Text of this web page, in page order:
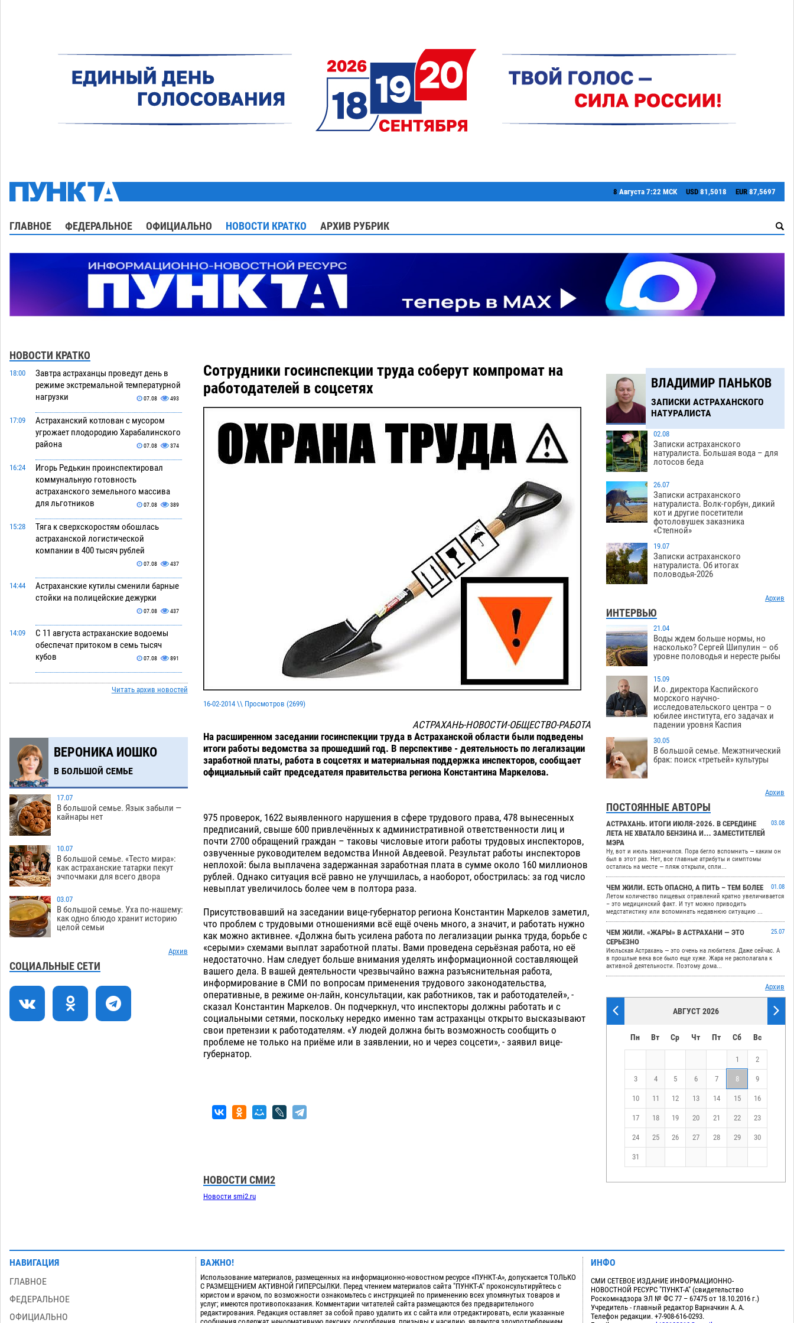
8 Августа 7:22 МСК USD 81,5018 EUR 87,5697
ГЛАВНОЕ ФЕДЕРАЛЬНОЕ ОФИЦИАЛЬНО НОВОСТИ КРАТКО АРХИВ РУБРИК
НОВОСТИ КРАТКО
18:00
Завтра астраханцы проведут день в
режиме экстремальной температурной
нагрузки
07.08 493
17:09
Астраханский котлован с мусором
угрожает плодородию Харабалинского
района
07.08 374
16:24
Игорь Редькин проинспектировал
коммунальную готовность
астраханского земельного массива
для льготников
07.08 389
15:28
Тяга к сверхскоростям обошлась
астраханской логистической
компании в 400 тысяч рублей
07.08 437
14:44
Астраханские кутилы сменили барные
стойки на полицейские дежурки
07.08 437
14:09
С 11 августа астраханские водоемы
обеспечат притоком в семь тысяч
кубов
07.08 891
Астраханский аэропорт попробует
отбиться от ворон в апелляционном
древнюю помойку
11:58
В Астрахани подросток угнал
мотоцикл и похитил чужие мобильник
с банковскими картами
07.08 393
11:20
Астраханцев ждут на парковом газоне
с призами и эрмитажными котами
10:43
Астраханский суд встал на сторону
МЧС в споре за возврат униформы
07.08
10:02
На Всероссийской Спартакиаде
астраханские гандболисты уступили
казанским «драконам»
Краснодарской в Астрахани
08:47
Астраханский суд оценил четыре удара
по голове полицейского в сто тысяч
рублей
Читать архив новостей
ВЕРОНИКА ИОШКО
В БОЛЬШОЙ СЕМЬЕ
17.07
В большой семье. Язык забыли —
кайнары нет
10.07
В большой семье. «Тесто мира»:
как астраханские татарки пекут
эчпочмаки для всего двора
03.07
В большой семье. Уха по-нашему:
как одно блюдо хранит историю
целой семьи
Архив
СОЦИАЛЬНЫЕ СЕТИ
Сотрудники госинспекции труда соберут компромат на
работодателей в соцсетях
16-02-2014 \\ Просмотров (2699)
АСТРАХАНЬ-НОВОСТИ-ОБЩЕСТВО-РАБОТА
На расширенном заседании госинспекции труда в Астраханской области были подведены
итоги работы ведомства за прошедший год. В перспективе - деятельность по легализации
заработной платы, работа в соцсетях и материальная поддержка инспекторов, сообщает
официальный сайт председателя правительства региона Константина Маркелова.
975 проверок, 1622 выявленного нарушения в сфере трудового права, 478 вынесенных
предписаний, свыше 600 привлечённых к административной ответственности лиц и
почти 2700 обращений граждан – таковы числовые итоги работы трудовых инспекторов,
озвученные руководителем ведомства Инной Авдеевой. Результат работы инспекторов
неплохой: была выплачена задержанная заработная плата в сумме около 160 миллионов
рублей. Однако ситуация всё равно не улучшилась, а наоборот, обострилась: за год число
невыплат увеличилось более чем в полтора раза.
Присутствовавший на заседании вице-губернатор региона Константин Маркелов заметил,
что проблем с трудовыми отношениями всё ещё очень много, а значит, и работать нужно
как можно активнее. «Должна быть усилена работа по легализации рынка труда, борьбе с
«серыми» схемами выплат заработной платы. Вами проведена серьёзная работа, но её
недостаточно. Нам следует больше внимания уделять информационной составляющей
вашего дела. В вашей деятельности чрезвычайно важна разъяснительная работа,
информирование в СМИ по вопросам применения трудового законодательства,
оперативные, в режиме он-лайн, консультации, как работников, так и работодателей», -
сказал Константин Маркелов. Он подчеркнул, что инспекторы должны работать и с
социальными сетями, поскольку нередко именно там астраханцы открыто высказывают
свои претензии к работодателям. «У людей должна быть возможность сообщить о
проблеме не только на приёме или в заявлении, но и через соцсети», - заявил вице-
губернатор.
НОВОСТИ СМИ2
Новости smi2.ru
ВЛАДИМИР ПАНЬКОВ
ЗАПИСКИ АСТРАХАНСКОГО
НАТУРАЛИСТА
02.08
Записки астраханского
натуралиста. Большая вода – для
лотосов беда
26.07
Записки астраханского
натуралиста. Волк-горбун, дикий
кот и другие посетители
фотоловушек заказника
«Степной»
19.07
Записки астраханского
натуралиста. Об итогах
половодья-2026
Архив
ИНТЕРВЬЮ
21.04
Воды ждем больше нормы, но
насколько? Сергей Шипулин – об
уровне половодья и нересте рыбы
15.09
И.о. директора Каспийского
морского научно-
исследовательского центра – о
юбилее института, его задачах и
падении уровня Каспия
30.05
В большой семье. Межэтнический
брак: поиск «третьей» культуры
Архив
ПОСТОЯННЫЕ АВТОРЫ
АСТРАХАНЬ. ИТОГИ ИЮЛЯ-2026. В СЕРЕДИНЕ
ЛЕТА НЕ ХВАТАЛО БЕНЗИНА И… ЗАМЕСТИТЕЛЕЙ
МЭРА
03.08
Ну, вот и июль закончился. Пора бегло вспомнить — каким он
был в этот раз. Нет, все главные атрибуты и симптомы
остались на месте — пляж открыли, спли...
ЧЕМ ЖИЛИ. ЕСТЬ ОПАСНО, А ПИТЬ – ТЕМ БОЛЕЕ
01.08
Летом количество пищевых отравлений кратно увеличивается
– это медицинский факт. И тут можно приводить
медстатистику или вспоминать недавнюю ситуацию ...
ЧЕМ ЖИЛИ. «ЖАРЫ» В АСТРАХАНИ — ЭТО
СЕРЬЕЗНО
25.07
Июльская Астрахань — это очень на любителя. Даже сейчас. А
в прошлые века все было еще хуже. Жара не располагала к
активной деятельности. Поэтому дома...
Архив
АВГУСТ 2026
Пн Вт Ср Чт Пт Сб Вс
1 2
3 4 5 6 7 8 9
10 11 12 13 14 15 16
17 18 19 20 21 22 23
24 25 26 27 28 29 30
31
НАВИГАЦИЯ
ГЛАВНОЕ
ФЕДЕРАЛЬНОЕ
ОФИЦИАЛЬНО
ВАЖНО!
Использование материалов, размещенных на информационно-новостном ресурсе «ПУНКТ-А», допускается ТОЛЬКО
С РАЗМЕЩЕНИЕМ АКТИВНОЙ ГИПЕРСЫЛКИ. Перед чтением материалов сайта "ПУНКТ-А" проконсультируйтесь с
юристом и врачом, по возможности ознакомьтесь с инструкцией по применению всех упомянутых товаров и
услуг; имеются противопоказания. Комментарии читателей сайта размещаются без предварительного
редактирования. Редакция оставляет за собой право удалить их с сайта или отредактировать, если указанные
ИНФО
СМИ СЕТЕВОЕ ИЗДАНИЕ ИНФОРМАЦИОННО-
НОВОСТНОЙ РЕСУРС "ПУНКТ-А" (свидетельство
Роскомнадзора ЭЛ № ФС 77 – 67475 от 18.10.2016 г.)
Учредитель - главный редактор Варначкин А. А.
Телефон редакции. +7-908-616-0293.